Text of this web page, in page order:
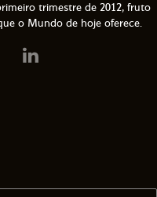
trimestre de 2012, fruto
o Mundo de hoje oferece.